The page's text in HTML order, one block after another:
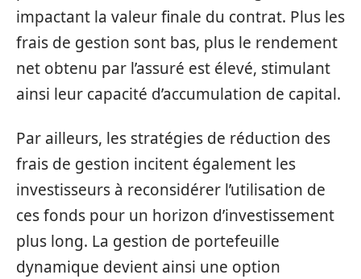
impactant la valeur finale du contrat. Plus les
frais de gestion sont bas, plus le rendement
net obtenu par l’assuré est élevé, stimulant
ainsi leur capacité d’accumulation de capital.
Par ailleurs, les stratégies de réduction des
frais de gestion incitent également les
investisseurs à reconsidérer l’utilisation de
ces fonds pour un horizon d’investissement
plus long. La gestion de portefeuille
dynamique devient ainsi une option